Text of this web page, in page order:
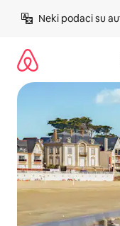
Neki podaci su